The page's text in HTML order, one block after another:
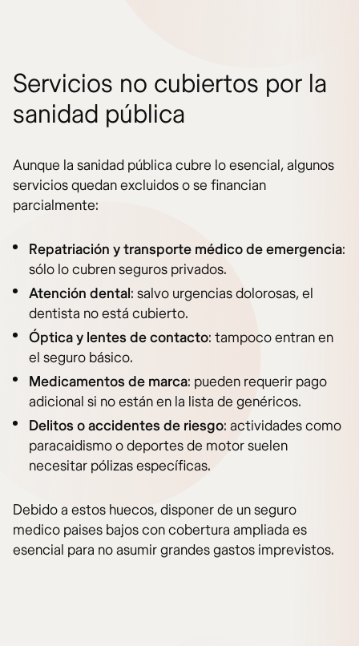
Servicios no cubiertos por la
sanidad pública
Aunque la sanidad pública cubre lo esencial, algunos
servicios quedan excluidos o se financian
parcialmente:
Repatriación y transporte médico de emergencia:
sólo lo cubren seguros privados.
Atención dental: salvo urgencias dolorosas, el
dentista no está cubierto.
Óptica y lentes de contacto: tampoco entran en
el seguro básico.
Medicamentos de marca: pueden requerir pago
adicional si no están en la lista de genéricos.
Delitos o accidentes de riesgo: actividades como
paracaidismo o deportes de motor suelen
necesitar pólizas específicas.
Debido a estos huecos, disponer de un seguro
medico paises bajos con cobertura ampliada es
esencial para no asumir grandes gastos imprevistos.